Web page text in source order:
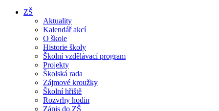
ZŠ
Aktuality
Kalendář akcí
O škole
Historie školy
Školní vzdělávací program
Projekty
Školská rada
Zájmové kroužky
Školní hřiště
Rozvrhy hodin
Zápis do ZŠ